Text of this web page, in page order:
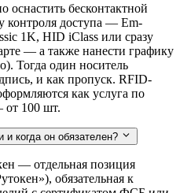
оснастить бесконтактной
контроля доступа — Em-
1K, HID iClass или сразу
— а также нанести графику
Тогда один носитель
и как пропуск. RFID-
как услуга по
от 100 шт.
и когда он обязателен?
— отдельная позиция
обязательная к